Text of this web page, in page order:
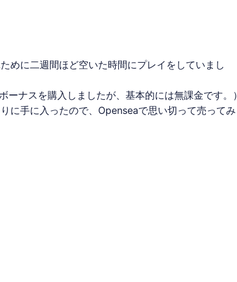
めに二週間ほど空いた時間にプレイをしていまし
ーナスを購入しましたが、基本的には無課金です。）
に手に入ったので、Openseaで思い切って売ってみ